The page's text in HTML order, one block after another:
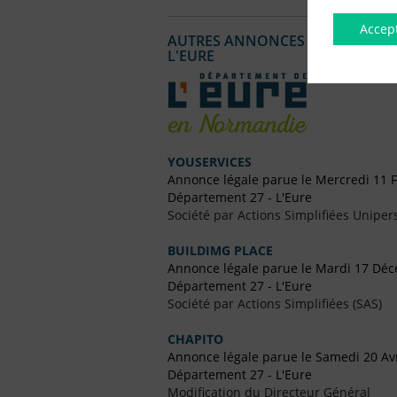
AUTRES ANNONCES LÉGALES
L'EURE
YOUSERVICES
Annonce légale parue le Mercredi 11
Département 27 - L'Eure
Société par Actions Simplifiées
BUILDIMG PLACE
Annonce légale parue le Mardi 17
Département 27 - L'Eure
Société par Actions Simplifiées (SAS)
CHAPITO
Annonce légale parue le Samedi 20
Département 27 - L'Eure
Modification du Directeur Général